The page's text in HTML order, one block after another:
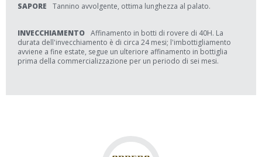
SAPORE Tannino avvolgente, ottima lunghezza al palato.
INVECCHIAMENTO Affinamento in botti di rovere di 40H. La
durata dell'invecchiamento è di circa 24 mesi; l'imbottigliamento
avviene a fine estate, segue un ulteriore affinamento in bottiglia
prima della commercializzazione per un periodo di sei mesi.